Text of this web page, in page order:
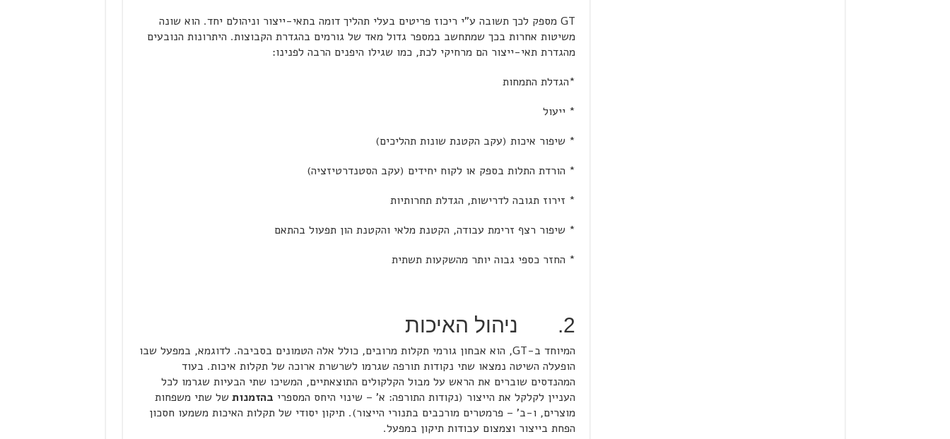
GT מספק לכך תשובה ע"י ריכוז פריטים בעלי תהליך דומה בתאי-ייצור וניהולם יחד. הוא שונה
משיטות אחרות בכך שמתחשב במספר גדול מאד של גורמים בהגדרת הקבוצות. היתרונות הנובעים
מהגדרת תאי-ייצור הם מרחיקי לכת, כמו שגילו היפנים הרבה לפנינו:
*הגדלת התמחות
* ייעול
* שיפור איכות (עקב הקטנת שונות תהליכים)
* הורדת התלות בספק או לקוח יחידים (עקב הסטנדרטיזציה)
* זירוז תגובה לדרישות, הגדלת תחרותיות
* שיפור רצף זרימת עבודה, הקטנת מלאי והקטנת הון תפעול בהתאם
* החזר כספי גבוה יותר מהשקעות תשתית
2. ניהול האיכות
המיוחד ב-GT, הוא אבחון גורמי תקלות מרובים, כולל אלה הטמונים בסביבה. לדוגמא, במפעל שבו
הופעלה השיטה נמצאו שתי נקודות תורפה שגרמו לשרשרת ארוכה של תקלות איכות. בעוד
המהנדסים שוברים את הראש על מבול הקלקולים התוצאתיים, המשיכו שתי הבעיות שגרמו לכל
העניין לקלקל את הייצור (נקודות התורפה: א' – שינוי היחס המספרי בהזמנות של שתי משפחות
מוצרים, ו-ב' – פרמטרים מורכבים בתנורי הייצור). תיקון יסודי של תקלות האיכות משמעו חסכון
הפחת בייצור וצמצום עבודות תיקון במפעל.